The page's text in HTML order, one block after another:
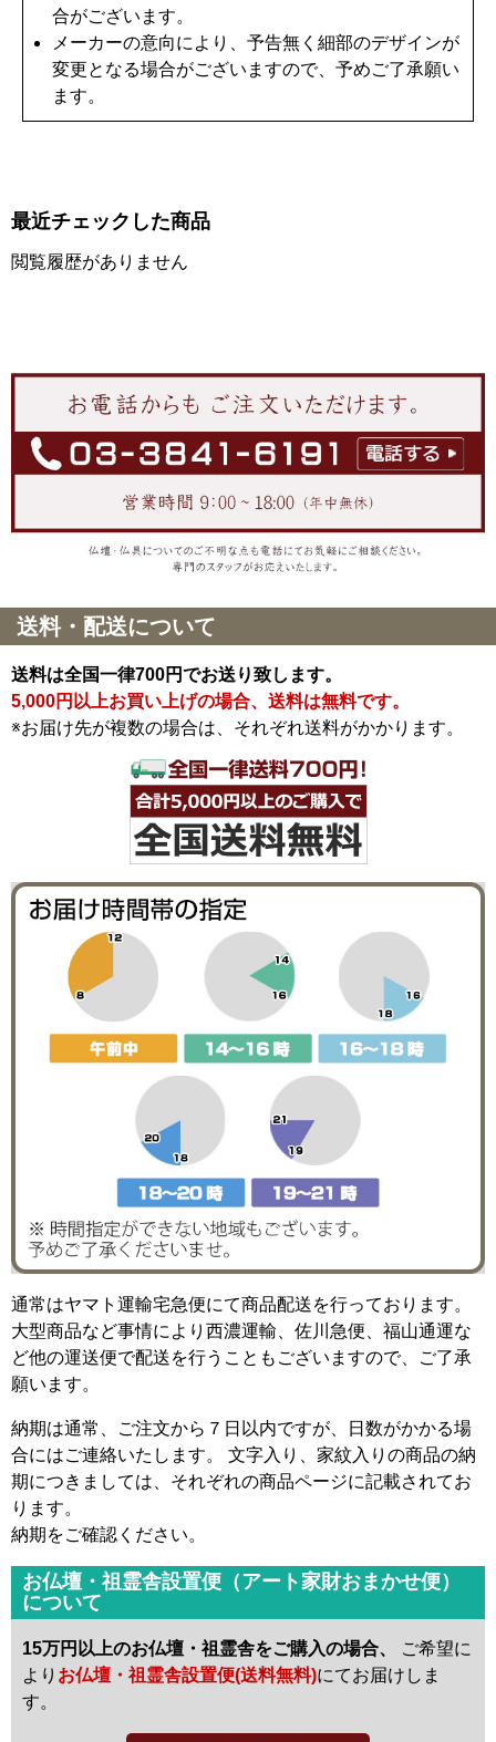
合がございます。
メーカーの意向により、予告無く細部のデザインが
変更となる場合がございますので、予めご了承願い
ます。
最近チェックした商品
閲覧履歴がありません
送料・配送について
送料は全国一律700円でお送り致します。
5,000円以上お買い上げの場合、送料は無料です。
※お届け先が複数の場合は、それぞれ送料がかかります。
通常はヤマト運輸宅急便にて商品配送を行っております。
大型商品など事情により西濃運輸、佐川急便、福山通運な
ど他の運送便で配送を行うこともございますので、ご了承
願います。
納期は通常、ご注文から７日以内ですが、日数がかかる場
合にはご連絡いたします。 文字入り、家紋入りの商品の納
期につきましては、それぞれの商品ページに記載されてお
ります。
納期をご確認ください。
お仏壇・祖霊舎設置便（アート家財おまかせ便）
について
15万円以上のお仏壇・祖霊舎をご購入の場合、
ご希望に
より お仏壇・祖霊舎設置便(送料無料)にてお届けしま
す。